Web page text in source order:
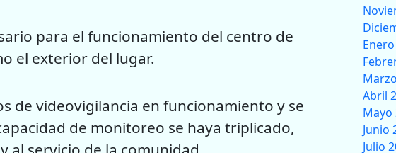
para el funcionamiento del centro de
el exterior del lugar.
de videovigilancia en funcionamiento y se
de monitoreo se haya triplicado,
Abril
Mayo
Junio
Julio